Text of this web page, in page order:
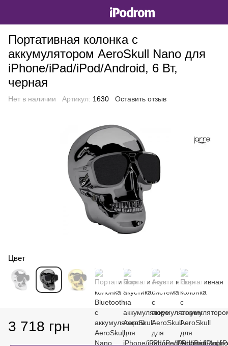
Портативная колонка с
аккумулятором AeroSkull Nano для
iPhone/iPad/iPod/Android, 6 Вт,
черная
Нет в наличии Артикул: 1630 Оставить отзыв
Цвет
3 718 грн